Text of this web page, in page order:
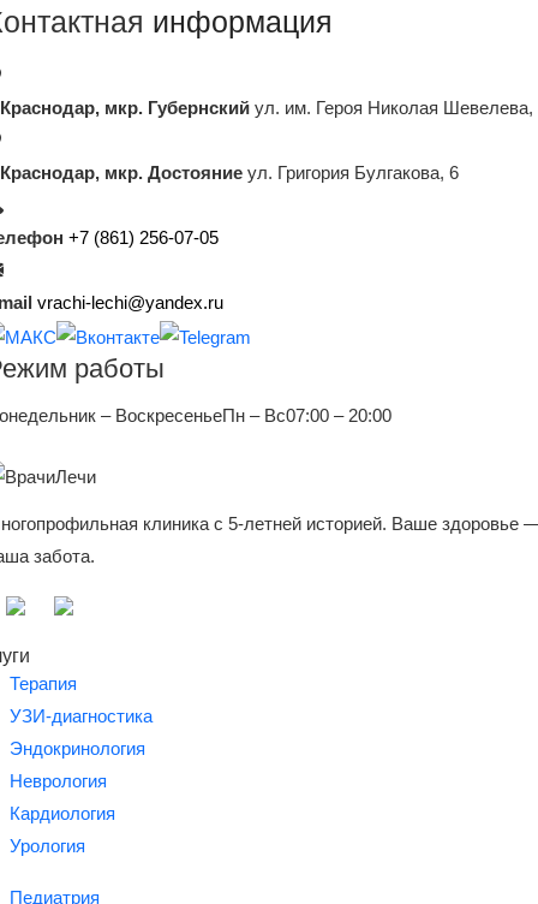
информация
Краснодар, мкр. Губернский ул. им. Героя Николая Шевелева,
Краснодар, мкр. Достояние ул. Григория Булгакова, 6
+7 (861) 256-07-05
vrachi-lechi@yandex.ru
работы
– ВоскресеньеПн – Вс07:00 – 20:00
клиника с 5-летней историей. Ваше здоровье
забота.
Терапия
УЗИ-диагностика
Эндокринология
Неврология
Кардиология
Урология
Педиатрия